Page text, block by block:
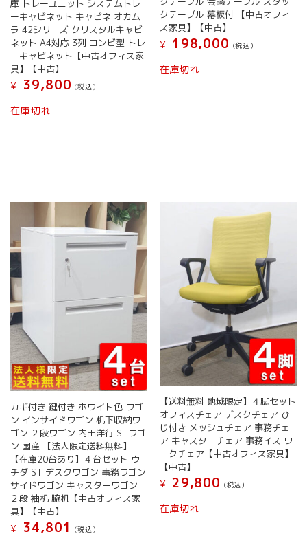
庫 トレーユニット システムトレ
ーキャビネット キャビネ オカム
ラ 42シリーズ クリスタルキャビ
ネット A4対応 3列 コンビ型 トレ
ーキャビネット【中古オフィス家
具】【中古】
¥
39,800 (税込）
在庫切れ
クテーブル 幕板付 【中古オフィ
ス家具】【中古】
¥
198,000 (税込）
在庫切れ
カギ付き 鍵付き ホワイト色 ワゴ
ン インサイドワゴン 机下収納ワ
ゴン ２段ワゴン 内田洋行 STワゴ
ン 国産 【法人限定送料無料】
【在庫20台あり】４台セット ウ
チダ ST デスクワゴン 事務ワゴン
サイドワゴン キャスターワゴン
２段 袖机 脇机【中古オフィス家
具】【中古】
¥
34,801 (税込）
【送料無料 地域限定】４脚セット
オフィスチェア デスクチェア ひ
じ付き メッシュチェア 事務チェ
ア キャスターチェア 事務イス ワ
ークチェア【中古オフィス家具】
【中古】
¥ 29,800 (税込）
在庫切れ